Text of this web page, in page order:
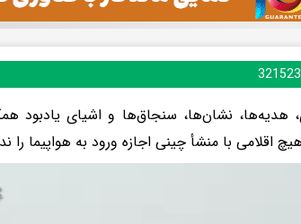
هدیه‌ها، نشان‌ها، سنجاق‌ها و اشیای
اقلامی با منشأ چینی اجازه ورود به هواپیما را